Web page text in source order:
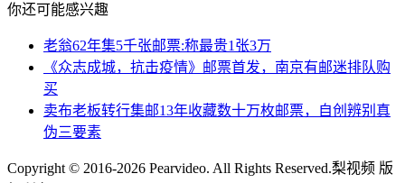
你还可能感兴趣
老翁62年集5千张邮票:称最贵1张3万
《众志成城，抗击疫情》邮票首发，南京有邮迷排队购
买
卖布老板转行集邮13年收藏数十万枚邮票，自创辨别真
伪三要素
Copyright © 2016-2026 Pearvideo. All Rights Reserved.梨视频 版